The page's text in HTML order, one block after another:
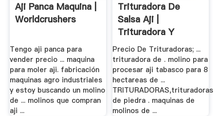
Aji Panca Maquina |
Worldcrushers
Tengo aji panca para
vender precio ... maquina
para moler aji. fabricación
maquinas agro industriales
y estoy buscando un molino
de ... molinos que compran
aji ...
Trituradora De
Salsa Aji |
Trituradora Y
Molinos
Precio De Trituradoras; ...
trituradora de . molino para
procesar aji tabasco para 8
hectareas de ...
TRITURADORAS,trituradoras
de piedra . maquinas de
molinos de ...